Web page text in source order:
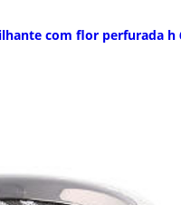
com flor perfurada h